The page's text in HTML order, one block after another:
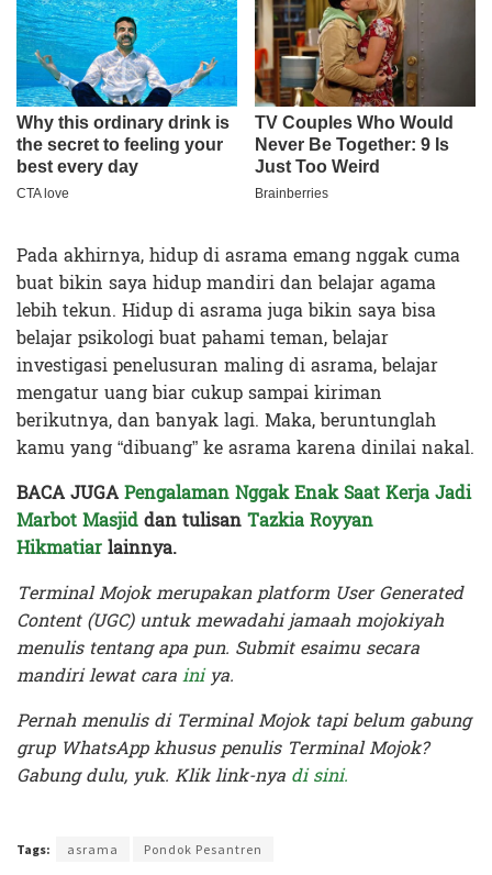
Pada akhirnya, hidup di asrama emang nggak cuma
buat bikin saya hidup mandiri dan belajar agama
lebih tekun. Hidup di asrama juga bikin saya bisa
belajar psikologi buat pahami teman, belajar
investigasi penelusuran maling di asrama, belajar
mengatur uang biar cukup sampai kiriman
berikutnya, dan banyak lagi. Maka, beruntunglah
kamu yang “dibuang” ke asrama karena dinilai nakal.
BACA JUGAPengalaman Nggak Enak Saat Kerja Jadi
Marbot Masjiddan tulisanTazkia Royyan
Hikmatiarlainnya.
Terminal Mojok merupakan platform User Generated
Content (UGC) untuk mewadahi jamaah mojokiyah
menulis tentang apa pun. Submit esaimu secara
mandiri lewat carainiya.
Pernah menulis di Terminal Mojok tapi belum gabung
grup WhatsApp khusus penulis Terminal Mojok?
Gabung dulu, yuk. Klik link-nya di sini.
Tags: asrama Pondok Pesantren